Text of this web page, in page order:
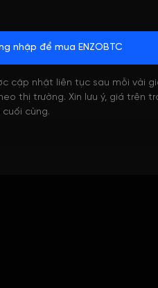
nhập để mua ENZOBTC
cập nhật liên tục sau mỗi vài
thị trường. Xin lưu ý, giá trên
cùng.